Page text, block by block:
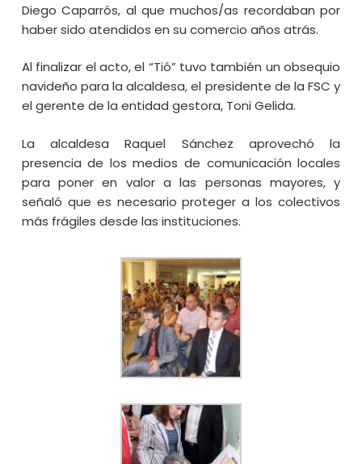
Diego Caparrós, al que muchos/as recordaban por
haber sido atendidos en su comercio años atrás.
Al finalizar el acto, el “Tió” tuvo también un obsequio
navideño para la alcaldesa, el presidente de la FSC y
el gerente de la entidad gestora, Toni Gelida.
La alcaldesa Raquel Sánchez aprovechó la
presencia de los medios de comunicación locales
para poner en valor a las personas mayores, y
señaló que es necesario proteger a los colectivos
más frágiles desde las instituciones.